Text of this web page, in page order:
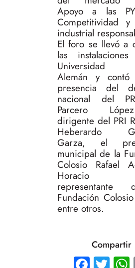
Apoyo a las
Competitividad y
industrial
El foro se llevó a
las
Universidad
Alemán y
presencia del
nacional del
Parcero
dirigente del PRI
Heberardo
Garza, el
municipal de la
Colosio Rafael
Horacio
Fundación
entre otros.
Compartir